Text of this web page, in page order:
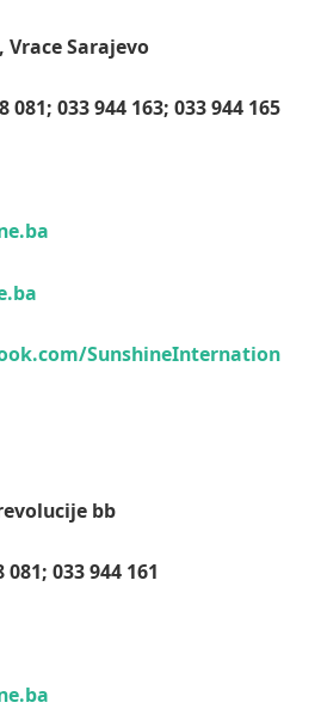
Vrace Sarajevo
033 944 163; 033 944 165
SunshineInternation
bb
033 944 161